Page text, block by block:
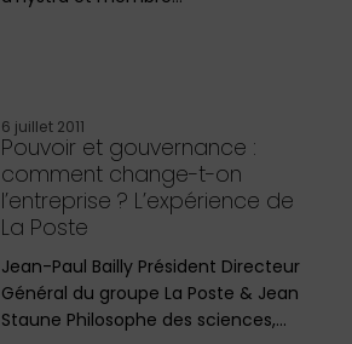
6 juillet 2011
Pouvoir et gouvernance :
comment change-t-on
l’entreprise ? L’expérience de
La Poste
Jean-Paul Bailly Président Directeur
Général du groupe La Poste & Jean
Staune Philosophe des sciences,…